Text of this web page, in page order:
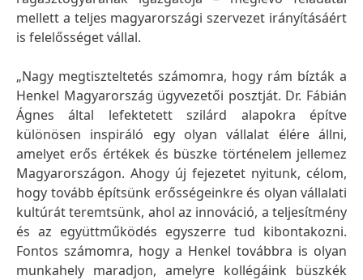
mellett a teljes magyarországi szervezet irányításáért
is felelősséget vállal.
„Nagy megtiszteltetés számomra, hogy rám bízták a
Henkel Magyarország ügyvezetői posztját. Dr. Fábián
Ágnes által lefektetett szilárd alapokra építve
különösen inspiráló egy olyan vállalat élére állni,
amelyet erős értékek és büszke történelem jellemez
Magyarországon. Ahogy új fejezetet nyitunk, célom,
hogy tovább építsünk erősségeinkre és olyan vállalati
kultúrát teremtsünk, ahol az innováció, a teljesítmény
és az együttműködés egyszerre tud kibontakozni.
Fontos számomra, hogy a Henkel továbbra is olyan
munkahely maradjon, amelyre kollégáink büszkék